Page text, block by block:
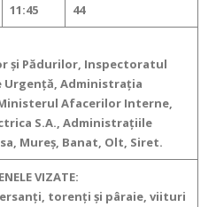
11:45
44
şi Pădurilor, Inspectoratul
Administraţia
Afacerilor Interne,
S.A., Administraţiile
Mureş, Banat, Olt, Siret.
VIZATE:
torenţi şi pâraie, viituri